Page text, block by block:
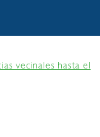
vecinales hasta el